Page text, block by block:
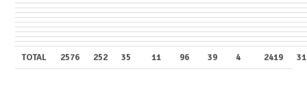
TOTAL 2576 252 35 11 96 39 4 2419 31